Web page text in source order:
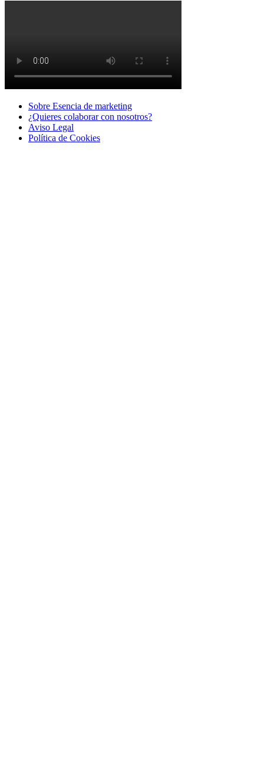
Sobre Esencia de marketing
¿Quieres colaborar con nosotros?
Aviso Legal
Polí­tica de Cookies